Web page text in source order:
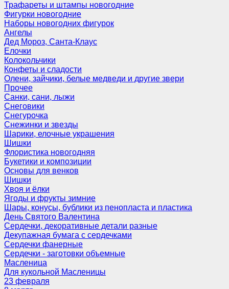
Трафареты и штампы новогодние
Фигурки новогодние
Наборы новогодних фигурок
Ангелы
Дед Мороз, Санта-Клаус
Елочки
Колокольчики
Конфеты и сладости
Олени, зайчики, белые медведи и другие звери
Прочее
Санки, сани, лыжи
Снеговики
Снегурочка
Снежинки и звезды
Шарики, елочные украшения
Шишки
Флористика новогодняя
Букетики и композиции
Основы для венков
Шишки
Хвоя и ёлки
Ягоды и фрукты зимние
Шары, конусы, бублики из пенопласта и пластика
День Святого Валентина
Сердечки, декоративные детали разные
Декупажная бумага с сердечками
Сердечки фанерные
Сердечки - заготовки объемные
Масленица
Для кукольной Масленицы
23 февраля